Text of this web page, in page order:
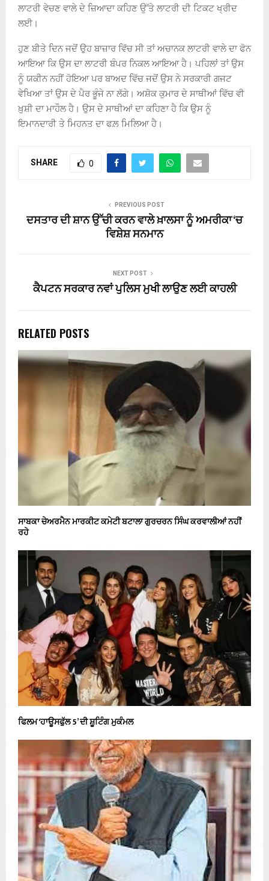
ਲਾਟਰੀ ਵੇਚਣ ਵਾਲੇ ਦੇ ਜ਼ਿਆਦਾ ਕਹਿਣ ਉੱਤੇ ਲਾਟਰੀ ਦੀ ਟਿਕਟ ਖ੍ਰੀਦ
ਲਈ।
ਹੁਣ ਬੀਤੇ ਦਿਨ ਜਦੋਂ ਉਹ ਬਾਜ਼ਾਰ ਵਿੱਚ ਸੀ ਤਾਂ ਅਚਾਨਕ ਲਾਟਰੀ ਵਾਲੇ ਦਾ ਫੋਨ
ਆਇਆ ਕਿ ਉਸ ਦਾ ਲਾਟਰੀ ਬੰਪਰ ਨਿਕਲ ਆਇਆ ਹੈ। ਪਹਿਲਾਂ ਤਾਂ ਉਸ
ਨੂੰ ਯਕੀਨ ਨਹੀਂ ਹੋਇਆ ਪਰ ਬਾਅਦ ਵਿੱਚ ਜਦੋਂ ਉਸ ਨੇ ਸਰਕਾਰੀ ਗਜਟ
ਵੇਖਿਆ ਤਾਂ ਉਸ ਦੇ ਪੈਰ ਭੂੰਜੇ ਨਾ ਲੱਗੇ। ਅਸ਼ੋਕ ਕੁਮਾਰ ਦੇ ਸਾਥੀਆਂ ਵਿੱਚ ਵੀ
ਖ਼ੁਸ਼ੀ ਦਾ ਮਾਹੌਲ ਹੈ। ਉਸ ਦੇ ਸਾਥੀਆਂ ਦਾ ਕਹਿਣਾ ਹੈ ਕਿ ਉਸ ਨੂੰ
ਇਮਾਨਦਾਰੀ ਤੇ ਮਿਹਨਤ ਦਾ ਫਲ਼ ਮਿਲਿਆ ਹੈ।
SHARE 0
PREVIOUS POST
ਦਸਤਾਰ ਦੀ ਸ਼ਾਨ ਉੱਚੀ ਕਰਨ ਵਾਲੇ ਖ਼ਾਲਸਾ ਨੂੰ ਅਮਰੀਕਾ ‘ਚ
ਵਿਸ਼ੇਸ਼ ਸਨਮਾਨ
NEXT POST
ਕੈਪਟਨ ਸਰਕਾਰ ਨਵਾਂ ਪੁਲਿਸ ਮੁਖੀ ਲਾਉਣ ਲਈ ਕਾਹਲੀ
RELATED POSTS
ਸਾਬਕਾ ਚੇਅਰਮੈਨ ਮਾਰਕੀਟ ਕਮੇਟੀ ਬਟਾਲਾ ਗੁਰਚਰਨ ਸਿੰਘ ਕਰਵਾਲੀਆਂ ਨਹੀਂ
ਰਹੇ
ਫਿਲਮ ‘ਹਾਊਸਫੁੱਲ 5’ ਦੀ ਸ਼ੂਟਿੰਗ ਮੁਕੰਮਲ